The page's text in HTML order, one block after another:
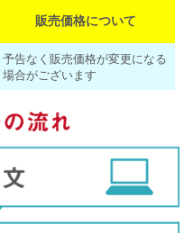
販売価格について
予告なく販売価格が変更になる
場合がございます